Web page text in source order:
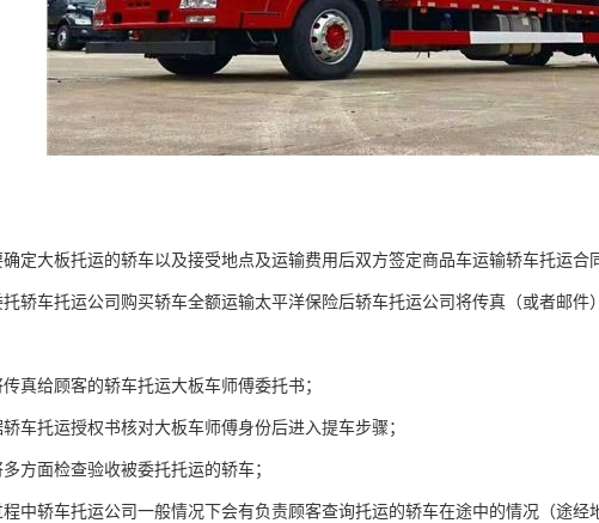
定大板托运的轿车以及接受地点及运输费用后双方签定商品车运输轿车托运合
轿车托运公司购买轿车全额运输太平洋保险后轿车托运公司将传真（或者邮
真给顾客的轿车托运大板车师傅委托书；
车托运授权书核对大板车师傅身份后进入提车步骤；
方面检查验收被委托托运的轿车；
中轿车托运公司一般情况下会有负责顾客查询托运的轿车在途中的情况（途经